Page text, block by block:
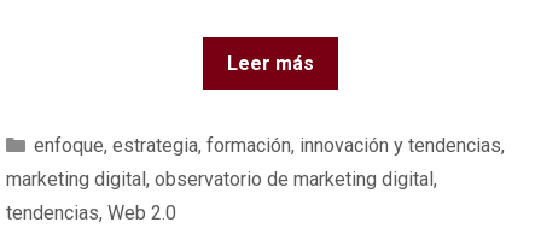
Leer más
enfoque, estrategia, formación, innovación y tendencias,
marketing digital, observatorio de marketing digital,
tendencias, Web 2.0